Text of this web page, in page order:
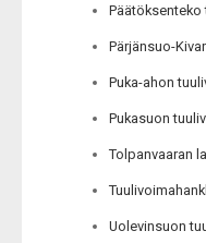
Päätöksenteko
Pärjänsuo-
Puka-ahon
Pukasuon
Tolpanvaaran
Uolevinsuon